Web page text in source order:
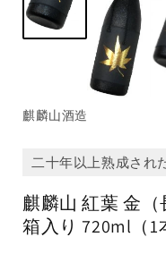
麒麟山酒造
二十年以上熟成され
麒麟山 紅葉 金
箱入り 720ml（1